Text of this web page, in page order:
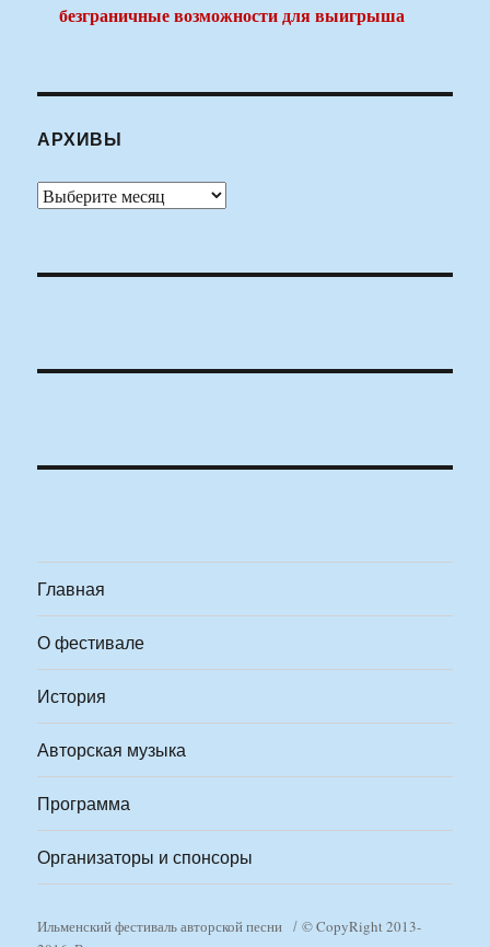
безграничные возможности для выигрыша
АРХИВЫ
Архивы
Главная
О фестивале
История
Авторская музыка
Программа
Организаторы и спонсоры
Ильменский фестиваль авторской песни
© CopyRight 2013-